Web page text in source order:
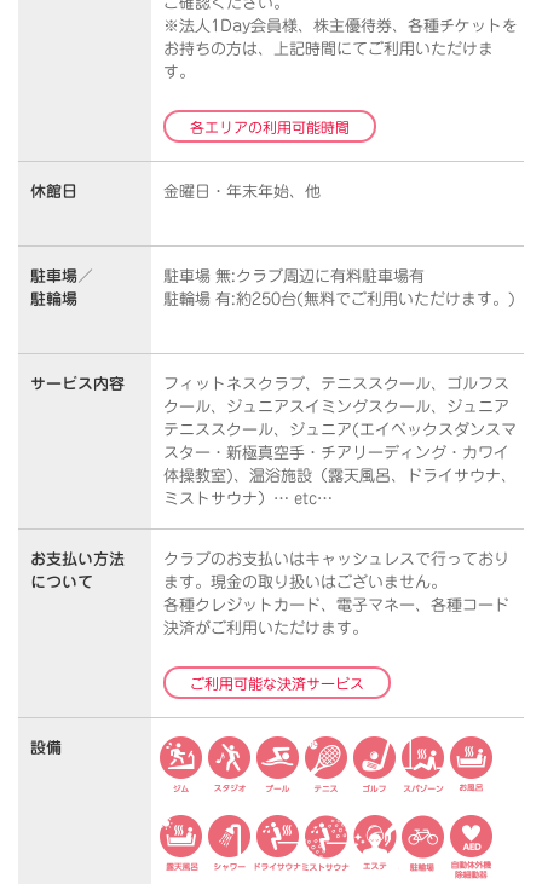
※法人1Day会員様、株主優待券、各種チケットを
お持ちの方は、上記時間にてご利用いただけま
す。
各エリアの利用可能時間
休館日 金曜日・年末年始、他
駐車場／
駐輪場
駐車場 無:クラブ周辺に有料駐車場有
駐輪場 有:約250台(無料でご利用いただけます。)
サービス内容
フィットネスクラブ、テニススクール、ゴルフス
クール、ジュニアスイミングスクール、ジュニア
テニススクール、ジュニア(エイベックスダンスマ
スター・新極真空手・チアリーディング・カワイ
体操教室)、温浴施設（露天風呂、ドライサウナ、
ミストサウナ）… etc…
お支払い方法
について
クラブのお支払いはキャッシュレスで行っており
ます。 現金の取り扱いはございません。
各種クレジットカード、電子マネー、各種コード
決済がご利用いただけます。
ご利用可能な決済サービス
設備